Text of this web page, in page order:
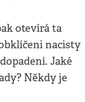
otevírá ta
nacisty
Jaké
Někdy je